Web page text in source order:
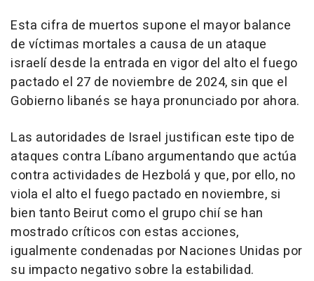
Esta cifra de muertos supone el mayor balance
de víctimas mortales a causa de un ataque
israelí desde la entrada en vigor del alto el fuego
pactado el 27 de noviembre de 2024, sin que el
Gobierno libanés se haya pronunciado por ahora.
Las autoridades de Israel justifican este tipo de
ataques contra Líbano argumentando que actúa
contra actividades de Hezbolá y que, por ello, no
viola el alto el fuego pactado en noviembre, si
bien tanto Beirut como el grupo chií se han
mostrado críticos con estas acciones,
igualmente condenadas por Naciones Unidas por
su impacto negativo sobre la estabilidad.